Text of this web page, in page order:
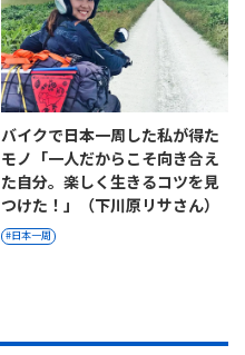
バイクで日本一周した私が得た
モノ「一人だからこそ向き合え
た自分。楽しく生きるコツを見
つけた！」（下川原リサさん）
日本一周